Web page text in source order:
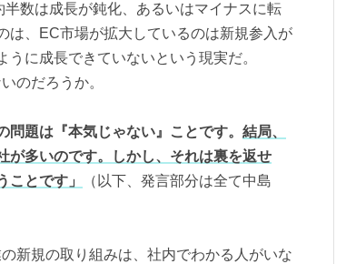
数は成長が鈍化、あるいはマイナスに転
は、EC市場が拡大しているのは新規参入が
に成長できていないという現実だ。
のだろうか。
問題は『本気じゃない』ことです。 結局、
が多いのです。しかし、それは裏を返せ
とです」
（以下、発言部分は全て中島
新規の取り組みは、社内でわかる人がいな